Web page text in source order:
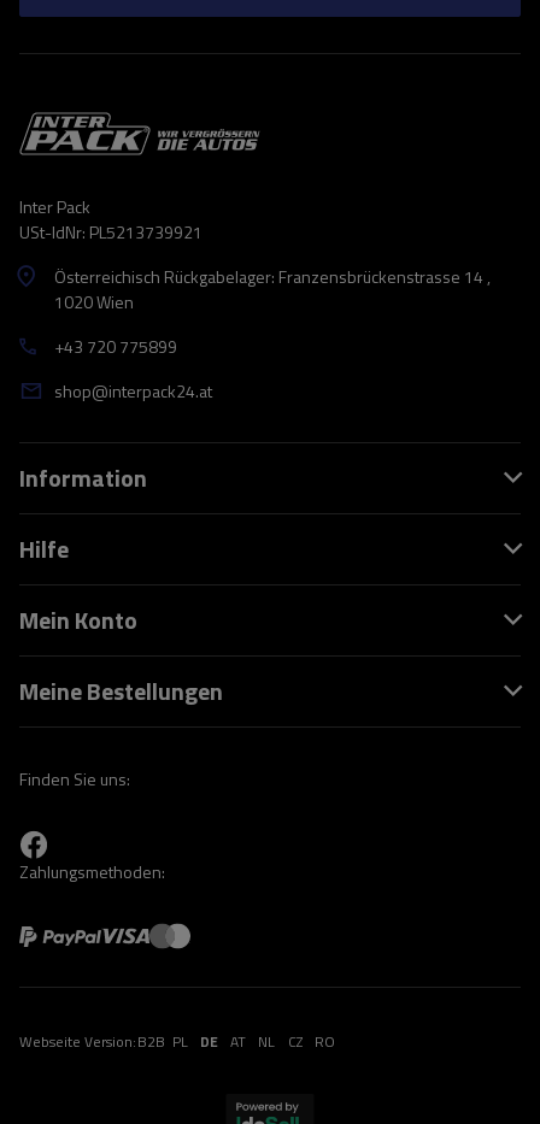
Inter Pack
USt-IdNr: PL5213739921
Österreichisch Rückgabelager: Franzensbrückenstrasse 14 ,
1020 Wien
+43 720 775899
shop@interpack24.at
Information
Hilfe
Mein Konto
Meine Bestellungen
Finden Sie uns:
Zahlungsmethoden:
Webseite Version:B2B PL DE AT NL CZ RO